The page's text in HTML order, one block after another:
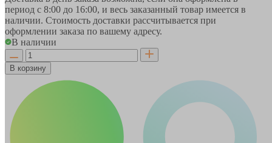
период с 8:00 до 16:00, и весь заказанный товар имеется в
наличии. Стоимость доставки рассчитывается при
оформлении заказа по вашему адресу.
В наличии
В корзину